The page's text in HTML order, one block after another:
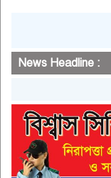
News Headline :